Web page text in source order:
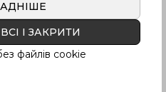
І ЗАКРИТИ
файлів cookie